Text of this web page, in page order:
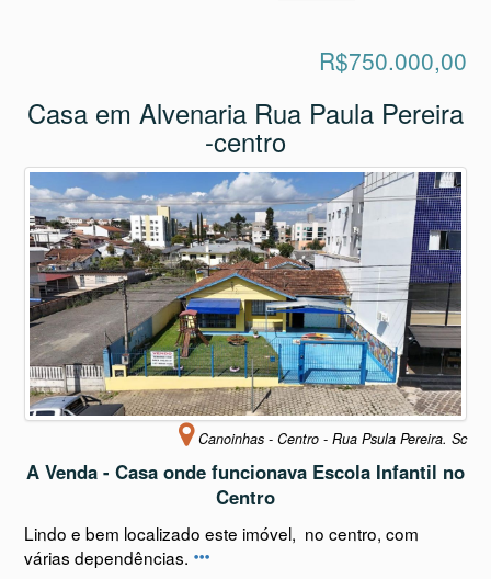
R$750.000,00
Casa em Alvenaria Rua Paula Pereira
-centro
Canoinhas - Centro - Rua Psula Pereira. Sc
A Venda - Casa onde funcionava Escola Infantil no
Centro
Lindo e bem localizado este imóvel, no centro, com
várias dependências.